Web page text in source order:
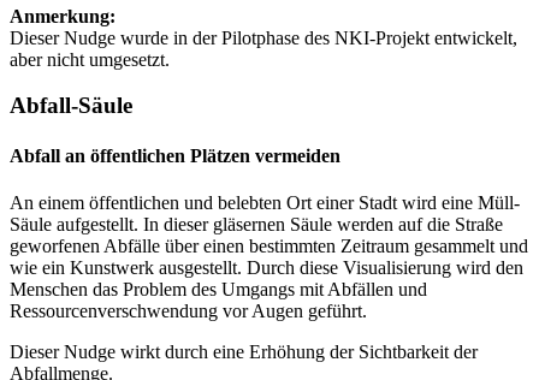
Anmerkung:
Dieser Nudge wurde in der Pilotphase des NKI-Projekt entwickelt,
aber nicht umgesetzt.
Abfall-Säule
Abfall an öffentlichen Plätzen vermeiden
An einem öffentlichen und belebten Ort einer Stadt wird eine Müll-
Säule aufgestellt. In dieser gläsernen Säule werden auf die Straße
geworfenen Abfälle über einen bestimmten Zeitraum gesammelt und
wie ein Kunstwerk ausgestellt. Durch diese Visualisierung wird den
Menschen das Problem des Umgangs mit Abfällen und
Ressourcenverschwendung vor Augen geführt.
Dieser Nudge wirkt durch eine Erhöhung der Sichtbarkeit der
Abfallmenge.